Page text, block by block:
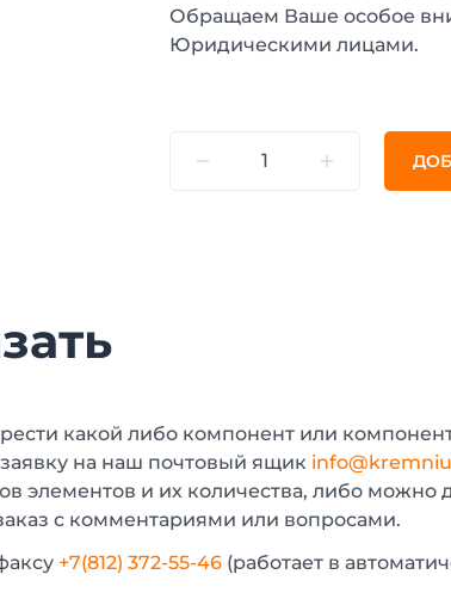
Обращаем Ваше особое
Юридическими лицами.
какой либо компонент или
на наш почтовый ящик
элементов и их количества, либо
с комментариями или вопросами.
+7(812) 372-55-46 (работает в